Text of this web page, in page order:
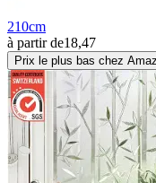
210cm
à partir de18,47
Prix le plus bas chez